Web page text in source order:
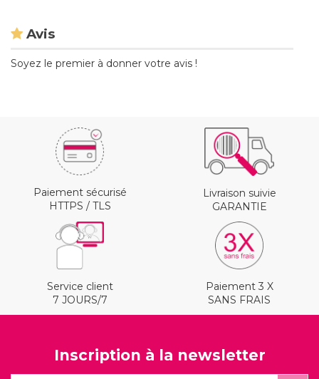
Avis
Soyez le premier à donner votre avis !
Paiement sécurisé
HTTPS / TLS
Livraison suivie
GARANTIE
Service client
7 JOURS/7
Paiement 3 X
SANS FRAIS
Inscription à la newsletter